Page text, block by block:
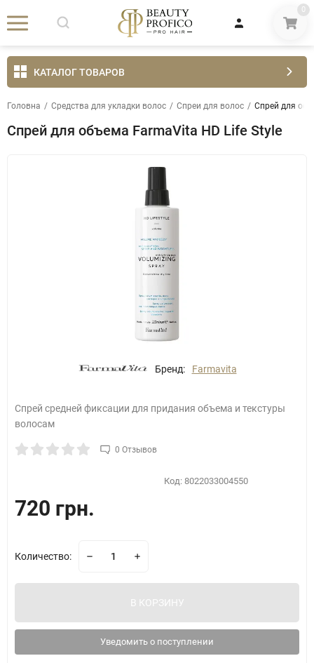
0
КАТАЛОГ ТОВАРОВ
Головна / Средства для укладки волос / Спреи для волос / Спрей для
Спрей для объема FarmaVita HD Life Style
Бренд: Farmavita
Спрей средней фиксации для придания объема и текстуры
волосам
0 Отзывов
Код: 8022033004550
720 грн.
Количество:
В КОРЗИНУ
Уведомить о поступлении